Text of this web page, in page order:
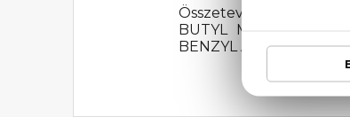
Összetevők:
BUTYL
BENZYL ALCOHOL,